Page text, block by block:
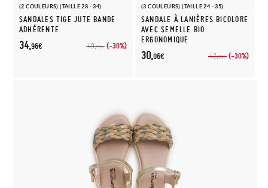
(2 COULEURS) (TAILLE 28 - 34)
SANDALES TIGE JUTE BANDE
ADHÉRENTE
49,95€ (-30%)
34,96€
(3 COULEURS) (TAILLE 24 - 35)
SANDALE À LANIÈRES BICOLORE
AVEC SEMELLE BIO
ERGONOMIQUE
42,95€ (-30%)
30,06€